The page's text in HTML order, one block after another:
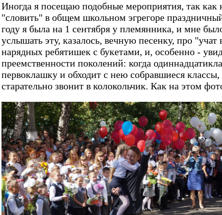
Иногда я посещаю подобные мероприятия, так
"словить" в общем школьном эгрегоре
году я была на 1 сентября у племянника, и мне
услышать эту, казалось, вечную песенку, про "учат
нарядных ребятишек с букетами, и, особенно -
преемственности поколений: когда
первоклашку и обходит с нею собравшиеся классы,
старательно звонит в колокольчик. Как на этом